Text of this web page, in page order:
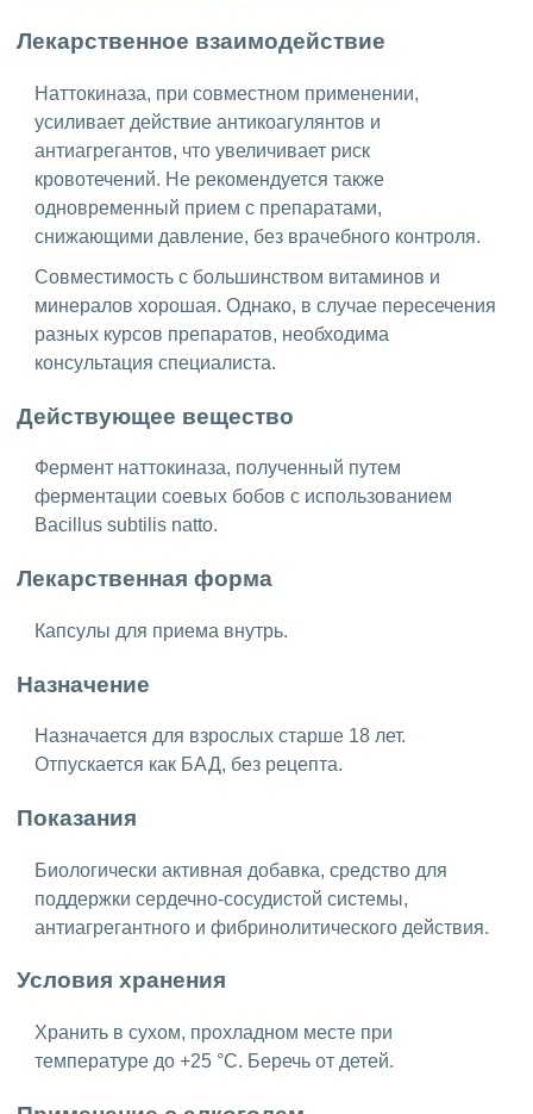
Лекарственное взаимодействие
Наттокиназа, при совместном применении,
усиливает действие антикоагулянтов и
антиагрегантов, что увеличивает риск
кровотечений. Не рекомендуется также
одновременный прием с препаратами,
снижающими давление, без врачебного контроля.
Совместимость с большинством витаминов и
минералов хорошая. Однако, в случае пересечения
разных курсов препаратов, необходима
консультация специалиста.
Действующее вещество
Фермент наттокиназа, полученный путем
ферментации соевых бобов с использованием
Bacillus subtilis natto.
Лекарственная форма
Капсулы для приема внутрь.
Назначение
Назначается для взрослых старше 18 лет.
Отпускается как БАД, без рецепта.
Показания
Биологически активная добавка, средство для
поддержки сердечно-сосудистой системы,
антиагрегантного и фибринолитического действия.
Условия хранения
Хранить в сухом, прохладном месте при
температуре до +25 °C. Беречь от детей.